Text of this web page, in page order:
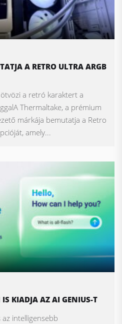
A RETRO ULTRA ARGB
a retró karaktert a
Thermaltake, a prémium
márkája bemutatja a Retro
amely...
KIADJA AZ AI GENIUS-T
intelligensebb